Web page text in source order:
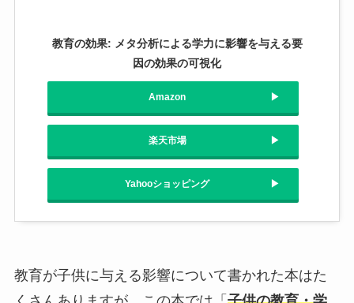
教育の効果: メタ分析による学力に影響を与える要
因の効果の可視化
Amazon
楽天市場
Yahooショッピング
教育が子供に与える影響について書かれた本はた
くさんありますが、この本では「子供の教育・学